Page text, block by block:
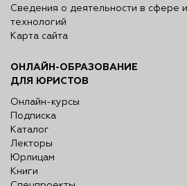
Сведения о деятельности в сфере
технологий
Карта сайта
ОНЛАЙН-ОБРАЗОВАНИЕ
ДЛЯ ЮРИСТОВ
Онлайн-курсы
Подписка
Каталог
Лекторы
Юрлицам
Книги